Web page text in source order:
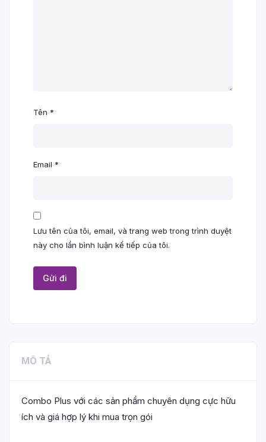
Tên *
Email *
Lưu tên của tôi, email, và trang web trong trình duyệt
này cho lần bình luận kế tiếp của tôi.
MÔ TẢ
Combo Plus với các sản phẩm chuyên dụng cực hữu
ích và giá hợp lý khi mua trọn gói